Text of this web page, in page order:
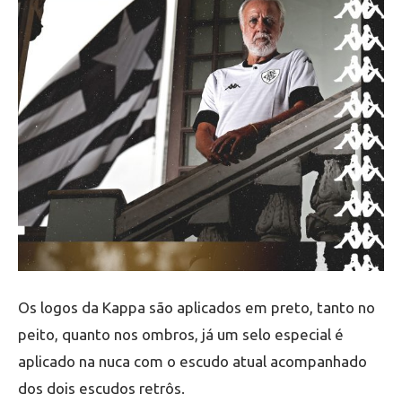
Os logos da Kappa são aplicados em preto, tanto no
peito, quanto nos ombros, já um selo especial é
aplicado na nuca com o escudo atual acompanhado
dos dois escudos retrôs.